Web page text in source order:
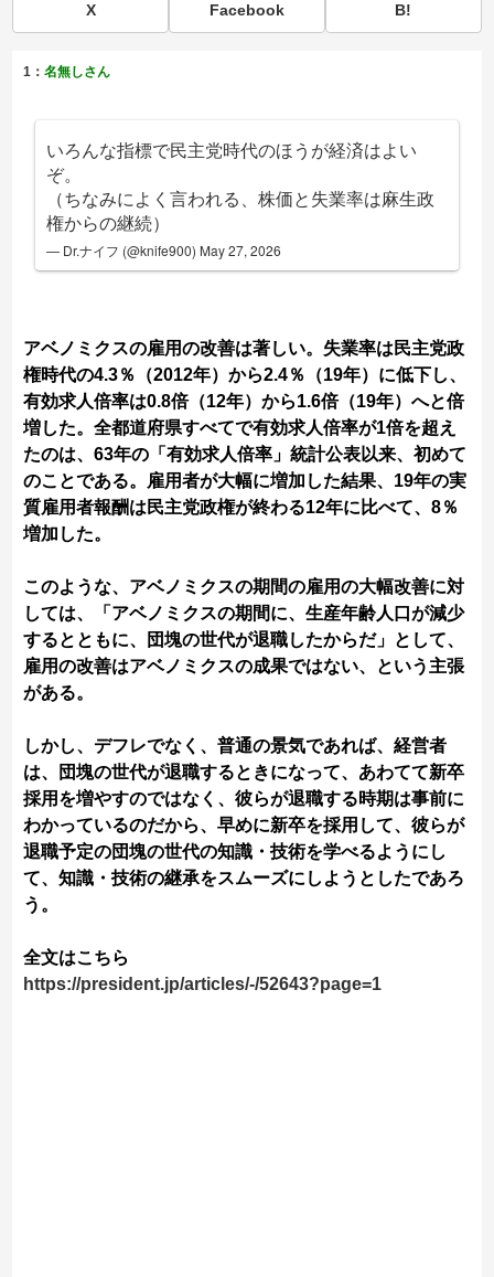
X Facebook B!
1：名無しさん
いろんな指標で民主党時代のほうが経済はよい
ぞ。
（ちなみによく言われる、株価と失業率は麻生政
権からの継続）
— Dr.ナイフ (@knife900) May 27, 2026
アベノミクスの雇用の改善は著しい。失業率は民主党政
権時代の4.3％（2012年）から2.4％（19年）に低下し、
有効求人倍率は0.8倍（12年）から1.6倍（19年）へと倍
増した。全都道府県すべてで有効求人倍率が1倍を超え
たのは、63年の「有効求人倍率」統計公表以来、初めて
のことである。雇用者が大幅に増加した結果、19年の実
質雇用者報酬は民主党政権が終わる12年に比べて、8％
増加した。
このような、アベノミクスの期間の雇用の大幅改善に対
しては、「アベノミクスの期間に、生産年齢人口が減少
するとともに、団塊の世代が退職したからだ」として、
雇用の改善はアベノミクスの成果ではない、という主張
がある。
しかし、デフレでなく、普通の景気であれば、経営者
は、団塊の世代が退職するときになって、あわてて新卒
採用を増やすのではなく、彼らが退職する時期は事前に
わかっているのだから、早めに新卒を採用して、彼らが
退職予定の団塊の世代の知識・技術を学べるようにし
て、知識・技術の継承をスムーズにしようとしたであろ
う。
全文はこちら
https://president.jp/articles/-/52643?page=1